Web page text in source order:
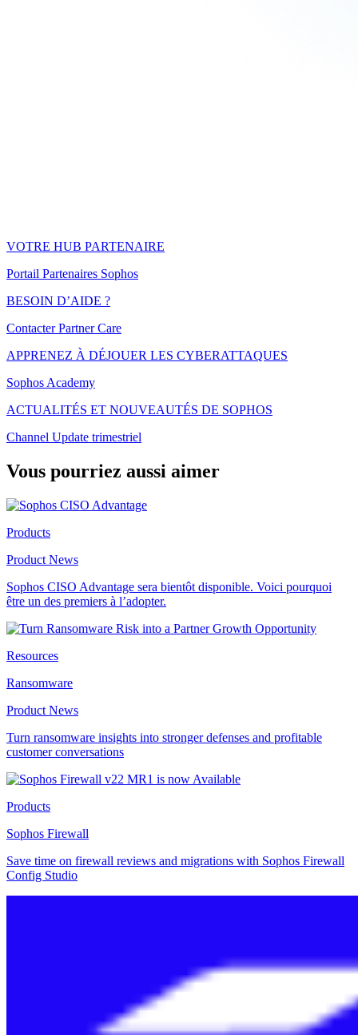
VOTRE HUB PARTENAIRE
Portail Partenaires Sophos
BESOIN D’AIDE ?
Contacter Partner Care
APPRENEZ À DÉJOUER LES CYBERATTAQUES
Sophos Academy
ACTUALITÉS ET NOUVEAUTÉS DE SOPHOS
Channel Update trimestriel
Vous pourriez aussi aimer
Products
Product News
Sophos CISO Advantage sera bientôt disponible. Voici pourquoi
être un des premiers à l’adopter.
Resources
Ransomware
Product News
Turn ransomware insights into stronger defenses and profitable
customer conversations
Products
Sophos Firewall
Save time on firewall reviews and migrations with Sophos Firewall
Config Studio